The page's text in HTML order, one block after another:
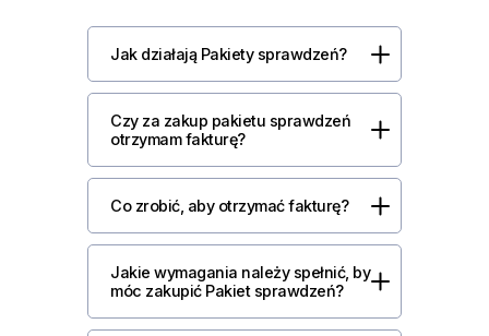
Jak działają Pakiety sprawdzeń?
Czy za zakup pakietu sprawdzeń
otrzymam fakturę?
Co zrobić, aby otrzymać fakturę?
Jakie wymagania należy spełnić, by
móc zakupić Pakiet sprawdzeń?